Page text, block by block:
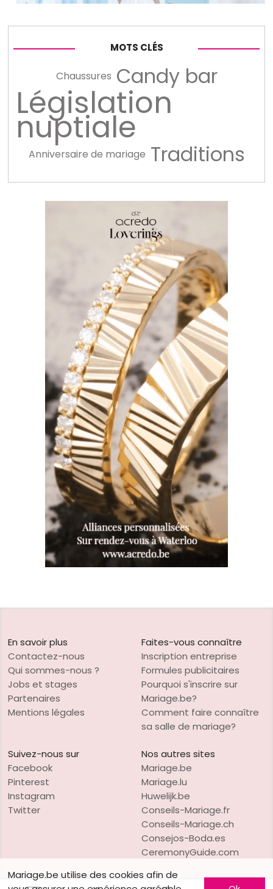
MOTS CLÉS
Chaussures Candy bar
Législation
nuptiale
Anniversaire de mariage Traditions
En savoir plus
Contactez-nous
Qui sommes-nous ?
Jobs et stages
Partenaires
Mentions légales
Faites-vous connaître
Inscription entreprise
Formules publicitaires
Pourquoi s'inscrire sur
Mariage.be?
Comment faire connaître
sa salle de mariage?
Suivez-nous sur
Facebook
Pinterest
Instagram
Twitter
Nos autres sites
Mariage.be
Mariage.lu
Huwelijk.be
Conseils-Mariage.fr
Conseils-Mariage.ch
Consejos-Boda.es
CeremonyGuide.com
Mariage.be utilise des cookies afin de